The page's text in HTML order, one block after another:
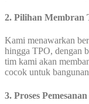
2. Pilihan Membran
Kami menawarkan
hingga TPO, dengan
tim kami akan
cocok untuk
3. Proses